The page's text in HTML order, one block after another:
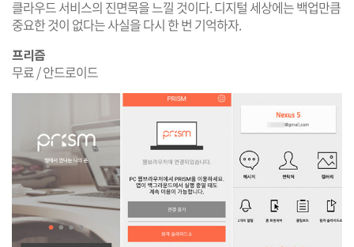
클라우드 서비스의 진면목을 느낄 것이다. 디지털 세상에는 백업만큼
중요한 것이 없다는 사실을 다시 한 번 기억하자.
프리즘
무료 / 안드로이드